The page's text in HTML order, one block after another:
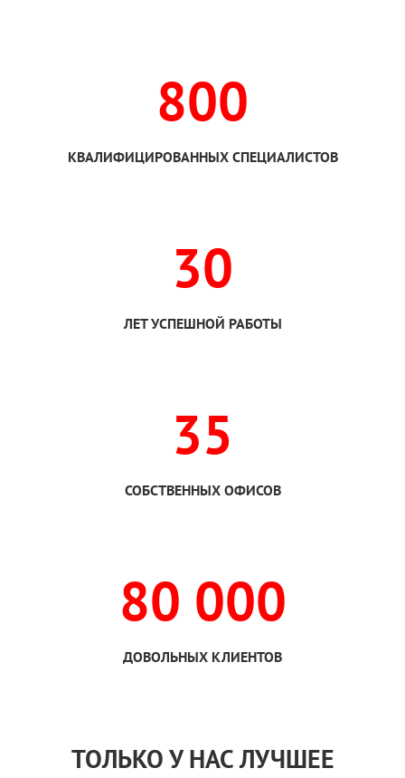
800
КВАЛИФИЦИРОВАННЫХ СПЕЦИАЛИСТОВ
30
ЛЕТ УСПЕШНОЙ РАБОТЫ
35
СОБСТВЕННЫХ ОФИСОВ
80 000
ДОВОЛЬНЫХ КЛИЕНТОВ
ТОЛЬКОУ НАСЛУЧШЕЕ